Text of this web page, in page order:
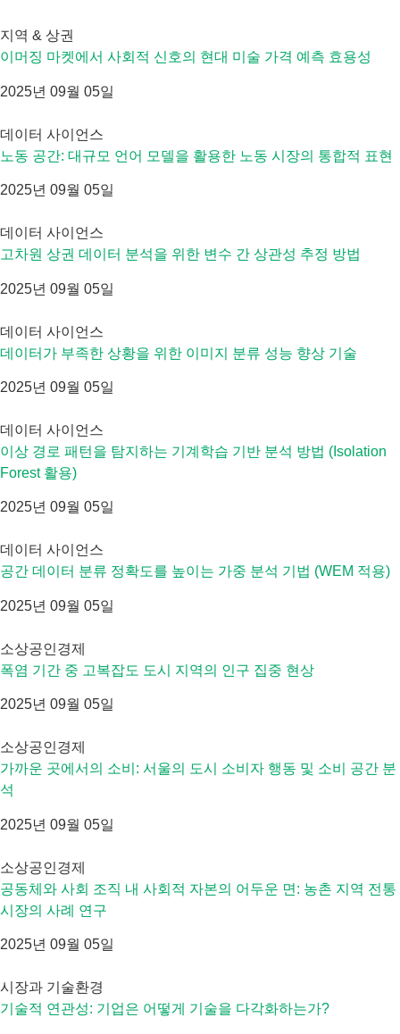
지역 & 상권
이머징 마켓에서 사회적 신호의 현대 미술 가격 예측 효용성
2025년 09월 05일
데이터 사이언스
노동 공간: 대규모 언어 모델을 활용한 노동 시장의 통합적 표현
2025년 09월 05일
데이터 사이언스
고차원 상권 데이터 분석을 위한 변수 간 상관성 추정 방법
2025년 09월 05일
데이터 사이언스
데이터가 부족한 상황을 위한 이미지 분류 성능 향상 기술
2025년 09월 05일
데이터 사이언스
이상 경로 패턴을 탐지하는 기계학습 기반 분석 방법 (Isolation
Forest 활용)
2025년 09월 05일
데이터 사이언스
공간 데이터 분류 정확도를 높이는 가중 분석 기법 (WEM 적용)
2025년 09월 05일
소상공인경제
폭염 기간 중 고복잡도 도시 지역의 인구 집중 현상
2025년 09월 05일
소상공인경제
가까운 곳에서의 소비: 서울의 도시 소비자 행동 및 소비 공간 분
석
2025년 09월 05일
소상공인경제
공동체와 사회 조직 내 사회적 자본의 어두운 면: 농촌 지역 전통
시장의 사례 연구
2025년 09월 05일
시장과 기술환경
기술적 연관성: 기업은 어떻게 기술을 다각화하는가?